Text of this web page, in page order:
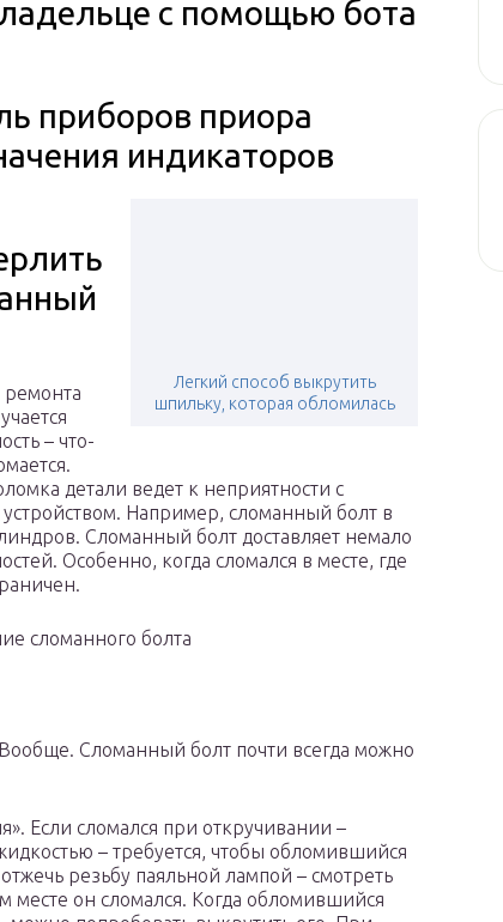
с помощью бота
приборов приора
индикаторов
Легкий способ выкрутить
шпильку, которая обломилась
– что-
детали ведет к неприятности с
Например, сломанный болт в
Сломанный болт доставляет немало
Особенно, когда сломался в месте, где
сломанного болта
Сломанный болт почти всегда можно
Если сломался при откручивании –
– требуется, чтобы обломившийся
резьбу паяльной лампой – смотреть
месте он сломался. Когда обломившийся